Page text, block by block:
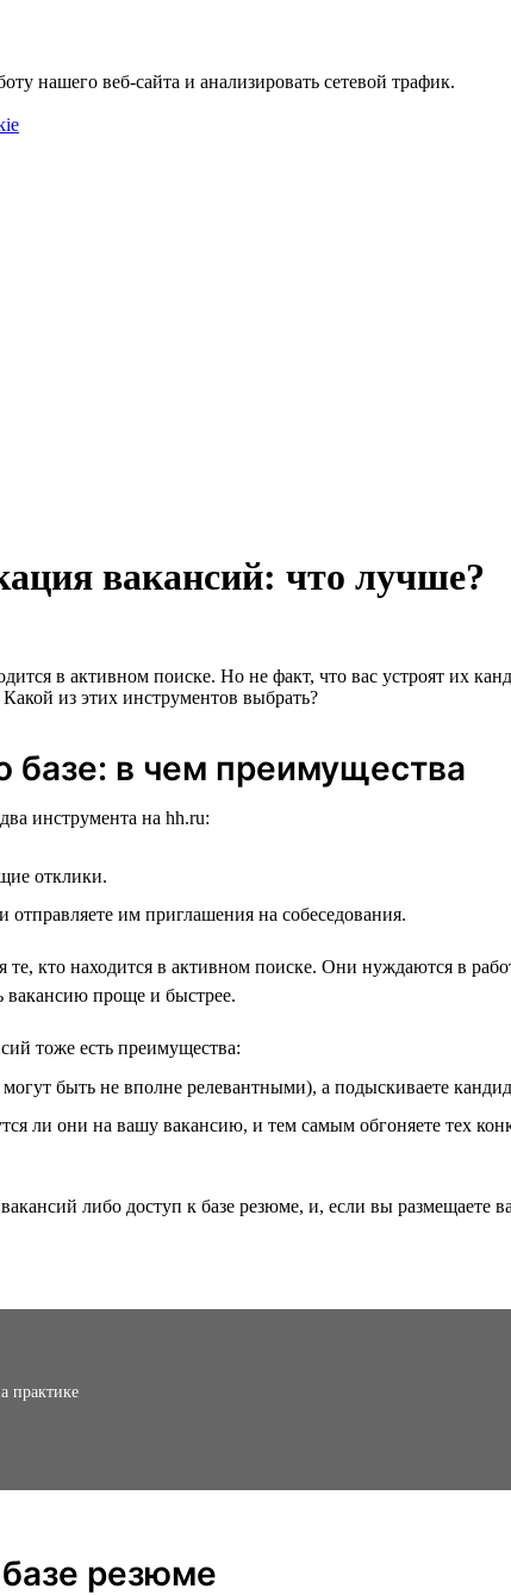
нашего веб-сайта и анализировать сетевой трафик.
вакансий: что лучше?
в активном поиске. Но не факт, что вас устроят их
из этих инструментов выбрать?
базе: в чем преимущества
инструмента на hh.ru:
отклики.
им приглашения на собеседования.
кто находится в активном поиске. Они нуждаются в
вакансию проще и быстрее.
тоже есть преимущества:
быть не вполне релевантными), а подыскиваете
ли они на вашу вакансию, и тем самым обгоняете тех
либо доступ к базе резюме, и, если вы размещаете
практике
резюме